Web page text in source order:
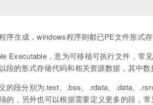
序生成，windows程序则都已PE文件形式存
Executable，意为可移植可执行文件，常
段的形式存储代码和相关资源数据，其中数
的段分别为.text、.bss、.rdata、.data、
的，另外也可以根据需要定义更多的段，